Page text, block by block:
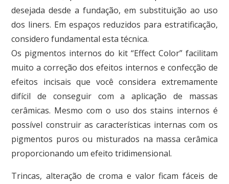
desejada desde a fundação, em substituição ao uso
dos liners. Em espaços reduzidos para estratificação,
considero fundamental esta técnica.
Os pigmentos internos do kit “Effect Color” facilitam
muito a correção dos efeitos internos e confecção de
efeitos incisais que você considera extremamente
difícil de conseguir com a aplicação de massas
cerâmicas. Mesmo com o uso dos stains internos é
possível construir as características internas com os
pigmentos puros ou misturados na massa cerâmica
proporcionando um efeito tridimensional.
Trincas, alteração de croma e valor ficam fáceis de